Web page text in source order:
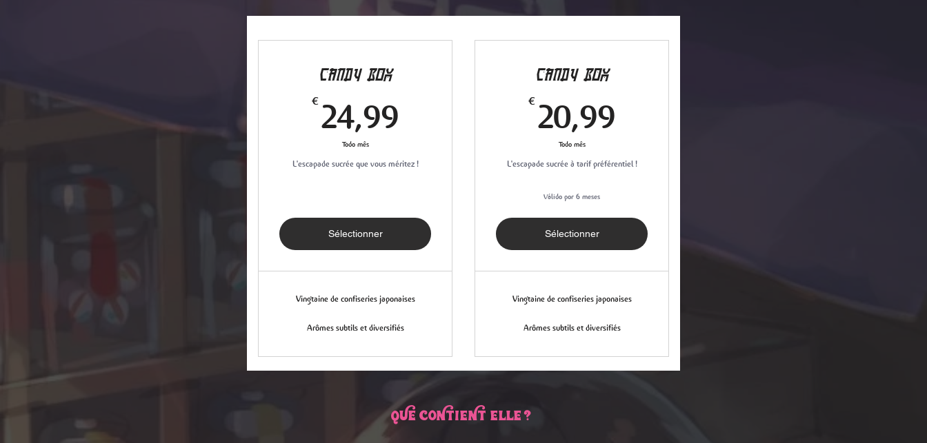
CANDY BOX
€ 24,99
Todo mês
L'escapade sucrée que vous méritez !
Sélectionner
Vingtaine de confiseries japonaises
Arômes subtils et diversifiés
CANDY BOX
€ 20,99
Todo mês
L'escapade sucrée à tarif préférentiel !
Válido por 6 meses
Sélectionner
Vingtaine de confiseries japonaises
Arômes subtils et diversifiés
qUE CONTIENT-ELLE ?